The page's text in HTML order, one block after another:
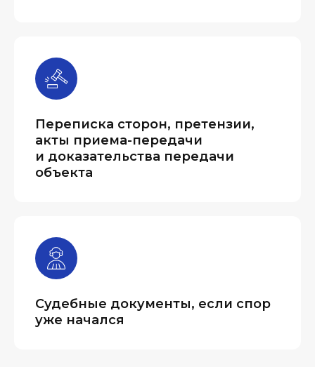
Переписка сторон, претензии,
акты приема-передачи
и доказательства передачи
объекта
Судебные документы, если спор
уже начался